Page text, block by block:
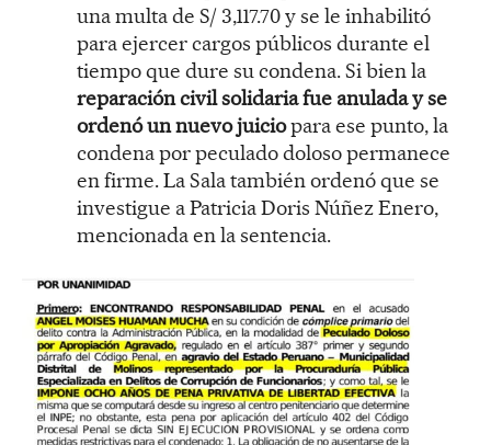
una multa de S/ 3,117.70 y se le inhabilitó
para ejercer cargos públicos durante el
tiempo que dure su condena. Si bien la
reparación civil solidaria fue anulada y se
ordenó un nuevo juiciopara ese punto, la
condena por peculado doloso permanece
en firme. La Sala también ordenó que se
investigue a Patricia Doris Núñez Enero,
mencionada en la sentencia.